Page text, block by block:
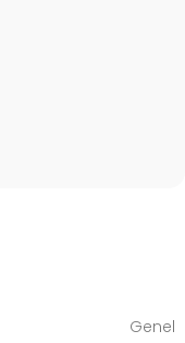
Genel